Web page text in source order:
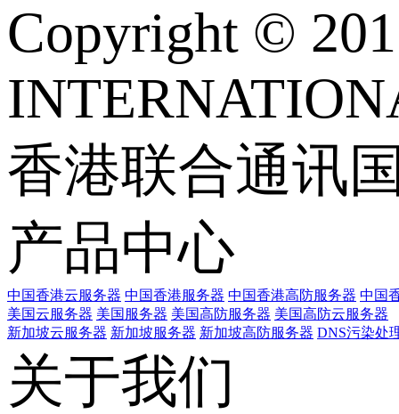
Copyright ©
香港联合通讯
产品中心
中国香港云服务器 中国香港服务器 中国香港高防服务器 中国
美国云服务器 美国服务器 美国高防服务器 美国高防云服务器
新加坡云服务器 新加坡服务器 新加坡高防服务器 DNS污染处
关于我们